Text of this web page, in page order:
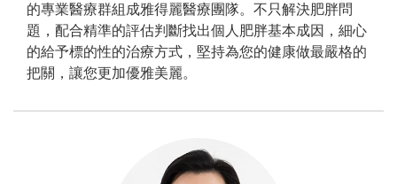
的專業醫療群組成雅得麗醫療團隊。不只解決肥胖問
題，配合精準的評估判斷找出個人肥胖基本成因，細心
的給予標的性的治療方式，堅持為您的健康做最嚴格的
把關，讓您更加優雅美麗。